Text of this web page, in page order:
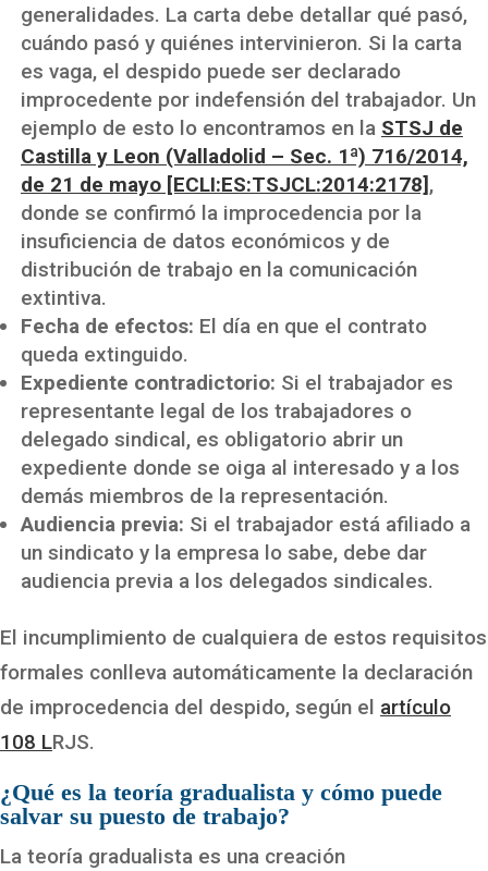
generalidades. La carta debe detallar qué pasó,
cuándo pasó y quiénes intervinieron. Si la carta
es vaga, el despido puede ser declarado
improcedente por indefensión del trabajador. Un
ejemplo de esto lo encontramos en la STSJ de
Castilla y Leon (Valladolid – Sec. 1ª) 716/2014,
de 21 de mayo [ECLI:ES:TSJCL:2014:2178],
donde se confirmó la improcedencia por la
insuficiencia de datos económicos y de
distribución de trabajo en la comunicación
extintiva.
Fecha de efectos: El día en que el contrato
queda extinguido.
Expediente contradictorio: Si el trabajador es
representante legal de los trabajadores o
delegado sindical, es obligatorio abrir un
expediente donde se oiga al interesado y a los
demás miembros de la representación.
Audiencia previa: Si el trabajador está afiliado a
un sindicato y la empresa lo sabe, debe dar
audiencia previa a los delegados sindicales.
El incumplimiento de cualquiera de estos requisitos
formales conlleva automáticamente la declaración
de improcedencia del despido, según el artículo
108 LRJS.
¿Qué es la teoría gradualista y cómo puede
salvar su puesto de trabajo?
La teoría gradualista es una creación